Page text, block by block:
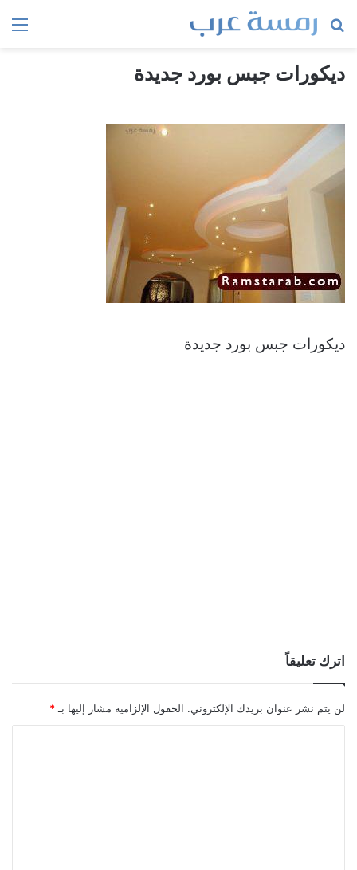
بحث
ديكورات جبس بورد جديدة
ديكورات جبس بورد جديدة
اترك تعليقاً
لن يتم نشر عنوان بريدك الإلكتروني. الحقول الإلزامية مشار إليها بـ *